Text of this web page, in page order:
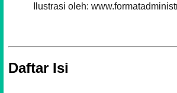
Ilustrasi oleh:
Daftar Isi